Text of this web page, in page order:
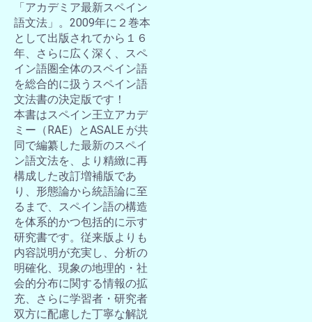
「アカデミア最新スペイン
語文法」。2009年に２巻本
として出版されてから１６
年、さらに広く深く、スペ
イン語圏全体のスペイン語
を総合的に扱うスペイン語
文法書の決定版です！
本書はスペイン王立アカデ
ミー（RAE）とASALE が共
同で編纂した最新のスペイ
ン語文法を、より精緻に再
構成した改訂増補版であ
り、形態論から統語論に至
るまで、スペイン語の構造
を体系的かつ包括的に示す
研究書です。従来版よりも
内容説明が充実し、分析の
明確化、現象の地理的・社
会的分布に関する情報の拡
充、さらに学習者・研究者
双方に配慮した丁寧な解説